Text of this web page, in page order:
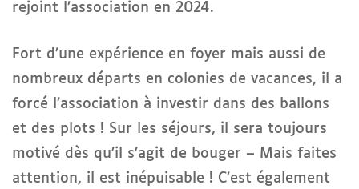
rejoint l’association en 2024.
Fort d’une expérience en foyer mais aussi de
nombreux départs en colonies de vacances, il a
forcé l’association à investir dans des ballons
et des plots ! Sur les séjours, il sera toujours
motivé dès qu’il s’agit de bouger – Mais faites
attention, il est inépuisable ! C’est également